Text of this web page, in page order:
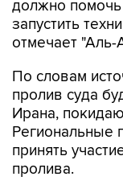
должно
запустить
отмечает "Аль-
По словам
пролив суда
Ирана,
Региональные
принять
пролива.